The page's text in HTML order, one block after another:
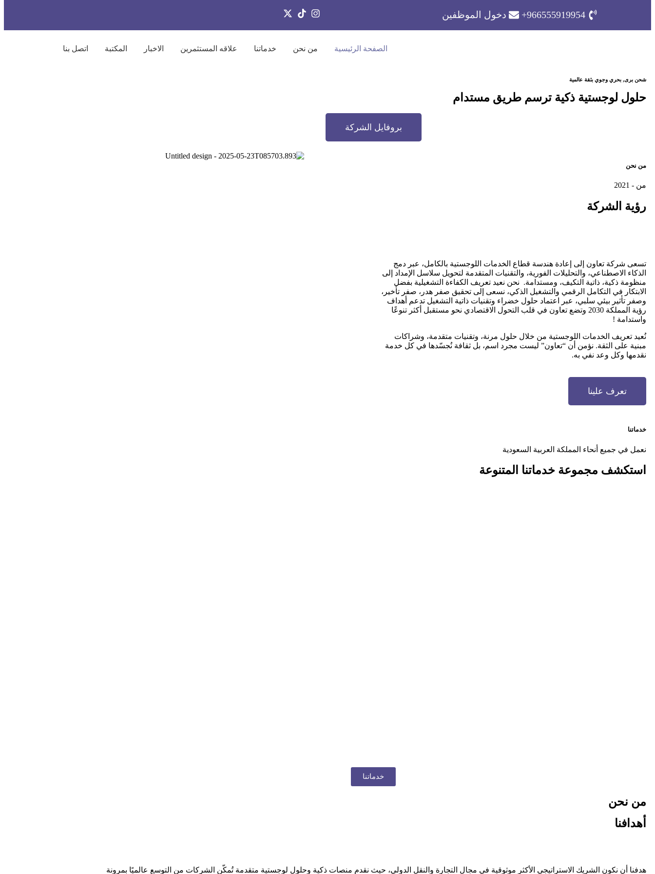
966555919954+ دخول الموظفين
الصفحة الرئيسية من نحن خدماتنا علاقه المستثمرين الاخبار المكتبة اتصل بنا
شحن برى, بحري وجوي بثقة عالمية
حلول لوجستية ذكية ترسم طريق مستدام
بروفايل الشركة
من نحن
من - 2021
رؤية الشركة
تسعى شركة تعاون إلى إعادة هندسة قطاع الخدمات اللوجستية بالكامل، عبر دمج
الذكاء الاصطناعي، والتحليلات الفورية، والتقنيات المتقدمة لتحويل سلاسل الإمداد إلى
منظومة ذكية، ذاتية التكيف، ومستدامة. نحن نعيد تعريف الكفاءة التشغيلية بفضل
الابتكار في التكامل الرقمي والتشغيل الذكي، نسعى إلى تحقيق صفر هدر، صفر تأخير،
وصفر تأثير بيئي سلبي، عبر اعتماد حلول خضراء وتقنيات ذاتية التشغيل تدعم أهداف
رؤية المملكة 2030 وتضع تعاون في قلب التحول الاقتصادي نحو مستقبل أكثر تنوعًا
واستدامة !
نُعيد تعريف الخدمات اللوجستية من خلال حلول مرنة، وتقنيات متقدمة، وشراكات
مبنية على الثقة. نؤمن أن “تعاون” ليست مجرد اسم، بل ثقافة نُجسّدها في كل خدمة
نقدمها وكل وعد نفي به.
تعرف علينا
خدماتنا
نعمل في جميع أنحاء المملكة العربية السعودية
استكشف مجموعة خدماتنا المتنوعة
خدماتنا
من نحن
أهدافنا
هدفنا أن نكون الشريك الاستراتيجي الأكثر موثوقية في مجال التجارة والنقل الدولي، حيث نقدم منصات ذكية وحلول لوجستية متقدمة تُمكّن الشركات من التوسع عالميًا بمرونة